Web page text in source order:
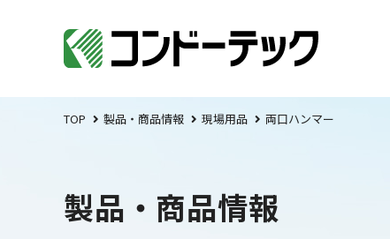
TOP 製品・商品情報 現場用品 両口ハンマー
製品・商品情報